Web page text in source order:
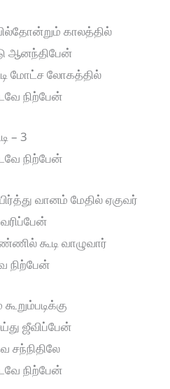
காலத்தில்
ஆனந்திபேன்
மோட்ச லோகத்தில்
நிற்பேன்
– 3
நிற்பேன்
வானம் மேதில் ஏகுவர்
கூடி வாழுவார்
நிற்பேன்
ஜீவிப்பேன்
சந்நிதிலே
நிற்பேன்